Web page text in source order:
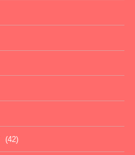
(42)